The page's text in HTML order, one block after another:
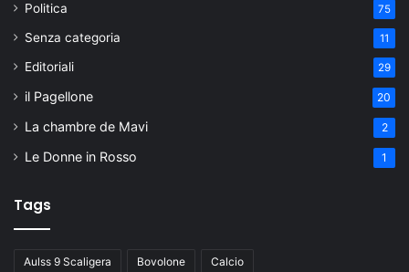
Politica 75
Senza categoria 11
Editoriali 29
il Pagellone 20
La chambre de Mavi 2
Le Donne in Rosso 1
Tags
Aulss 9 Scaligera Bovolone Calcio